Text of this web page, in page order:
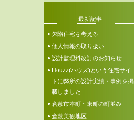
最新記事
欠陥住宅を考える
個人情報の取り扱い
設計監理料改訂のお知らせ
Houzz(ハウズ)という住宅サイ
トに弊所の設計実績・事例を掲
載しました
倉敷市本町・東町の町並み
倉敷美観地区